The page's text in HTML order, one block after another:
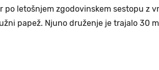
po letošnjem zgodovinskem sestopu z
papež. Njuno druženje je trajalo 30